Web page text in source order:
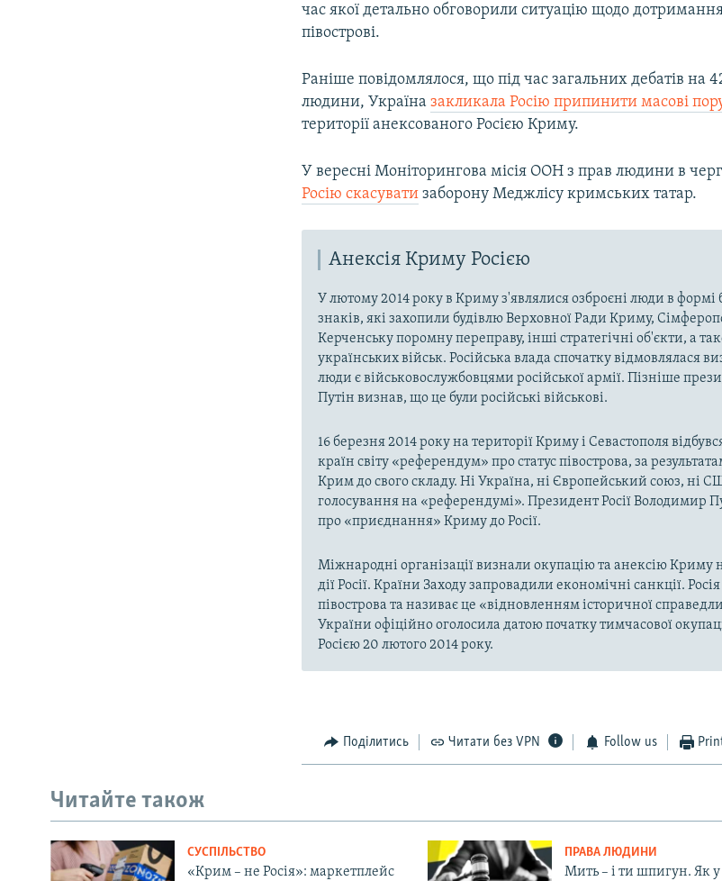
час якої детально обговорили ситуацію щодо
півострові.
Раніше повідомлялося, що під час загальних дебатів на
людини, Україназакликала Росію припинити масові
території анексованого Росією Криму.
У вересні Моніторингова місія ООН з прав людини в
Росію скасувати заборону Меджлісу кримських татар.
Анексія Криму Росією
У лютому 2014 року в Криму з'являлися озброєні люди в формі
знаків, які захопили будівлю Верховної Ради Криму,
Керченську поромну переправу, інші стратегічні об'єкти, а
українських військ. Російська влада спочатку відмовлялася
люди є військовослужбовцями російської армії. Пізніше
Путін визнав, що це були російські військові.
16 березня 2014 року на території Криму і Севастополя
країн світу «референдум» про статус півострова, за
Крим до свого складу. Ні Україна, ні Європейський союз, ні
голосування на «референдумі». Президент Росії Володимир
про «приєднання» Криму до Росії.
Міжнародні організації визнали окупацію та анексію Криму
дії Росії. Країни Заходу запровадили економічні санкції.
півострова та називає це «відновленням історичної
України офіційно оголосила датою початку тимчасової
Росією 20 лютого 2014 року.
Поділитись Читати без VPN Follow us
Читайте також
СУСПІЛЬСТВО
«Крим – не Росія»: маркетплейс
ПРАВА ЛЮДИНИ
Мить – і ти шпигун. Як у